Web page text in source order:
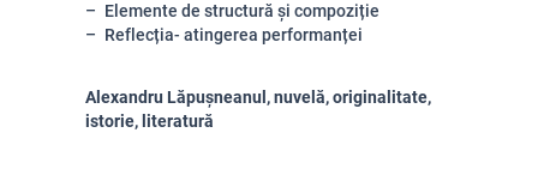
Elemente de structură și compoziție
Reflecția- atingerea performanței
Alexandru Lăpușneanul, nuvelă, originalitate,
istorie, literatură